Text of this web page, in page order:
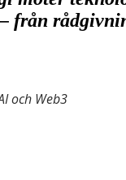
från
och Web3